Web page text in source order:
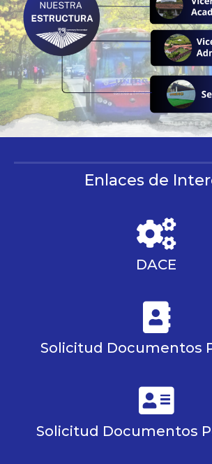
Enlaces de
DACE
Solicitud Documentos
Solicitud Documentos